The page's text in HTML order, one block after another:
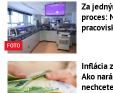
FOTO
Za
proces:
Inflácia
Ako